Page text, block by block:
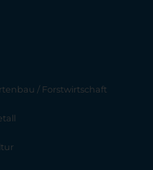
/ Forstwirtschaft